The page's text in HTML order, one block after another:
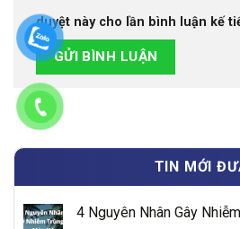
duyệt này cho lần bình luận kế
TIN MỚI
4 Nguyên Nhân Gây